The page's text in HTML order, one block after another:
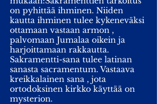
on pyhittää ihminen. Niiden
kautta ihminen tulee kykeneväksi
ottamaan vastaan armon ,
palvomaan Jumalaa oikein ja
harjoittamaan rakkautta.
Sakramentti-sana tulee latinan
sanasta sacramentum. Vastaava
kreikkalainen sana , jota
ortodoksinen kirkko käyttää on
mysterion.